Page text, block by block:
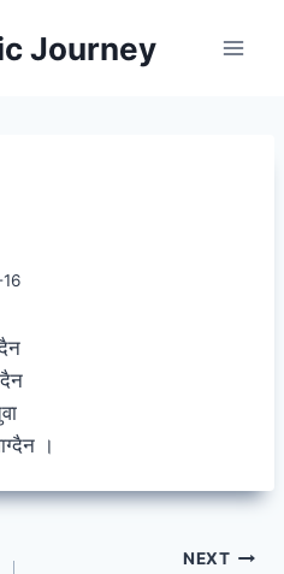
Journey
।
NEXT